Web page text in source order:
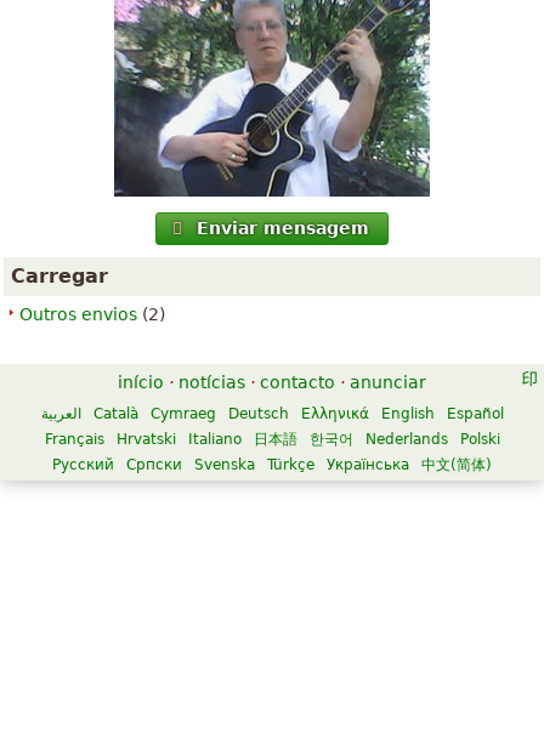
Enviar mensagem
Carregar
Outros envios (2)
início · notícias · contacto · anunciar
العربية Català Cymraeg Deutsch Ελληνικά English
Español
Français
Hrvatski Italiano 日本語 한국어 Nederlands
Polski
Русский
Српски Svenska Türkçe Українська 中文(简体)